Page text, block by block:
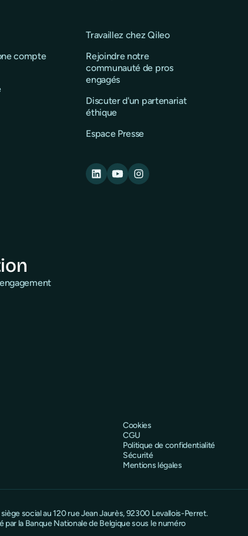
compte
Travaillez chez Qileo
Rejoindre notre
communauté de pros
engagés
Discuter d'un partenariat
éthique
Espace Presse
Cookies
CGU
Politique de confidentialité
Sécurité
Mentions légales
social au 120 rue Jean Jaurès, 92300 Levallois-Perret.
la Banque Nationale de Belgique sous le numéro